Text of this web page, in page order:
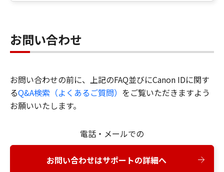
お問い合わせ
お問い合わせの前に、上記のFAQ並びにCanon IDに関す
るQ&A検索（よくあるご質問） をご覧いただきますよう
お願いいたします。
電話・メールでの
お問い合わせはサポートの詳細へ